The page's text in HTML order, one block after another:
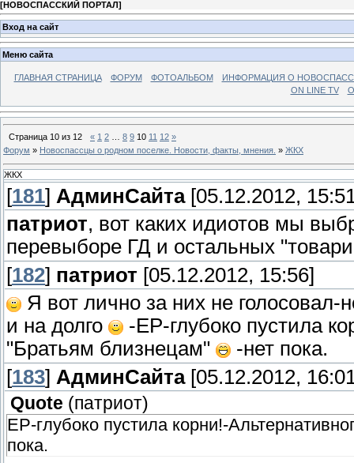
[НОВОСПАССКИЙ ПОРТАЛ]
Вход на сайт
Меню сайта
ГЛАВНАЯ СТРАНИЦА ФОРУМ ФОТОАЛЬБОМ
ИНФОРМАЦИЯ О
ON LINE TV
Страница 10 из 12 « 1 2 8 9 10 11 12 »
Форум » Новоспассцы о родном поселке. Новости, факты, мнения. » ЖКХ
ЖКХ
[181] АдминСайта[05.12.2012,
патриот, вот каких идиотов мы
перевыборе ГД и остальных
[182] патриот [05.12.2012, 15:56]
Я вот лично за них не
и на долго
-ЕР-глубоко пустила
"Братьям близнецам"
-нет пока.
[183] АдминСайта[05.12.2012,
Quote (патриот)
ЕР-глубоко пустила корни!-
пока.